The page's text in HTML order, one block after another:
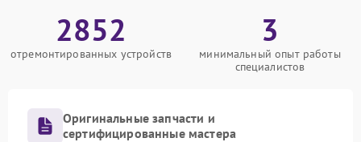
2852
отремонтированных устройств
3
минимальный опыт работы
специалистов
Оригинальные запчасти и
сертифицированные мастера